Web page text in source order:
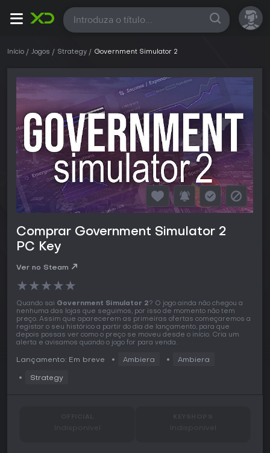
Todas
Início Jogos Strategy Government Simulator 2
Comprar Government Simulator 2
PC Key
Ver no Steam
★★★★★
Quando sai Government Simulator 2? O jogo ainda não chegou a
nenhuma das lojas que seguimos, por isso de momento não tem
preço. Assim que aparecerem as primeiras ofertas começaremos a
registar o seu histórico a partir do dia de lançamento, para que
depois possas ver como o preço se moveu desde o início. Cria um
alerta e avisamos quando o jogo for para venda.
Lançamento: Em breve Ambiera Ambiera
Strategy
Indisponível Indisponível